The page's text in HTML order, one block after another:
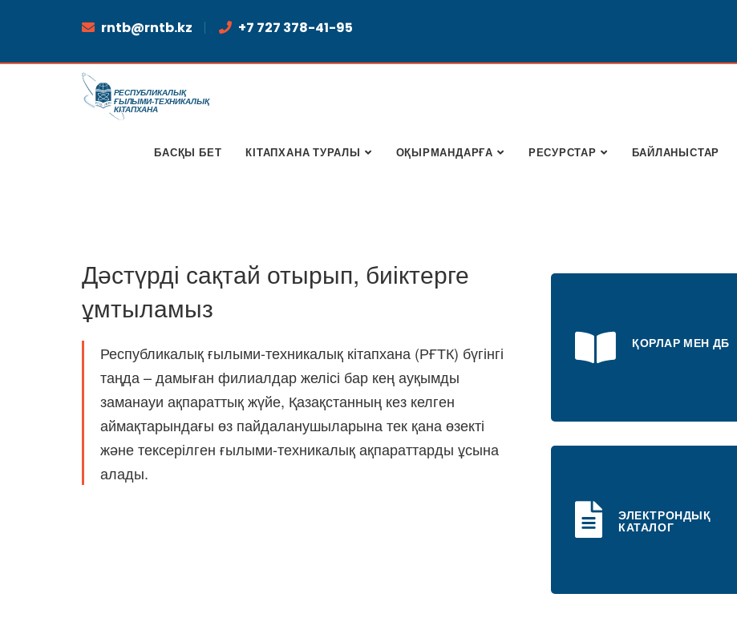
rntb@rntb.kz +7 727 378-41-95
БАСҚЫ БЕТ КІТАПХАНА ТУРАЛЫ ОҚЫРМАНДАРҒА РЕСУРСТАР БАЙЛАНЫСТАР
Дәстүрді сақтай отырып, биіктерге
ұмтыламыз
Республикалық ғылыми-техникалық кітапхана (РҒТК) бүгінгі
таңда – дамыған филиалдар желісі бар кең ауқымды
заманауи ақпараттық жүйе, Қазақстанның кез келген
аймақтарындағы өз пайдаланушыларына тек қана өзекті
және тексерілген ғылыми-техникалық ақпараттарды ұсына
алады.
ҚОРЛАР МЕН ДБ
ЭЛЕКТРОНДЫҚ
КАТАЛОГ